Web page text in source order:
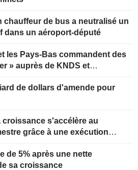
chauffeur de bus a neutralisé un
dans un aéroport-député
les Pays-Bas commandent des
» auprès de KNDS et
de dollars d'amende pour
croissance s'accélère au
grâce à une exécution
selon Morgan Stanley
de 5% après une nette
sa croissance